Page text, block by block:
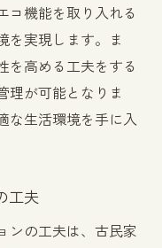
コ機能を取り入れる
を実現します。ま
を高める工夫をする
理が可能となりま
な生活環境を手に入
工夫
ンの工夫は、古民家